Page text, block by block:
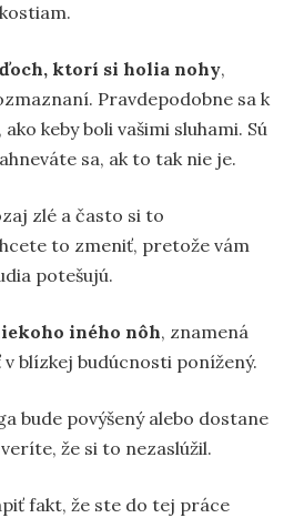
ktorí si holia nohy,
Pravdepodobne sa k
keby boli vašimi sluhami. Sú
sa, ak to tak nie je.
zlé a často si to
to zmeniť, pretože vám
potešujú.
iného nôh, znamená
blízkej budúcnosti ponížený.
bude povýšený alebo dostane
že si to nezaslúžil.
fakt, že ste do tej práce